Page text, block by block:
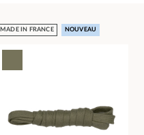
MADE IN FRANCE NOUVEAU